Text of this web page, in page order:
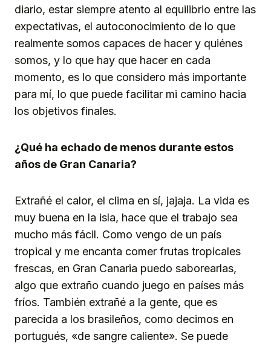
diario, estar siempre atento al equilibrio entre las
expectativas, el autoconocimiento de lo que
realmente somos capaces de hacer y quiénes
somos, y lo que hay que hacer en cada
momento, es lo que considero más importante
para mí, lo que puede facilitar mi camino hacia
los objetivos finales.
¿Qué ha echado de menos durante estos
años de Gran Canaria?
Extrañé el calor, el clima en sí, jajaja. La vida es
muy buena en la isla, hace que el trabajo sea
mucho más fácil. Como vengo de un país
tropical y me encanta comer frutas tropicales
frescas, en Gran Canaria puedo saborearlas,
algo que extraño cuando juego en países más
fríos. También extrañé a la gente, que es
parecida a los brasileños, como decimos en
portugués, «de sangre caliente». Se puede